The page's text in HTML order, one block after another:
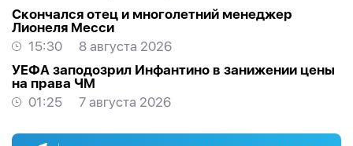
Скончался отец и многолетний менеджер
Лионеля Месси
15:30
8 августа 2026
УЕФА заподозрил Инфантино в занижении цены
на права ЧМ
01:25
7 августа 2026